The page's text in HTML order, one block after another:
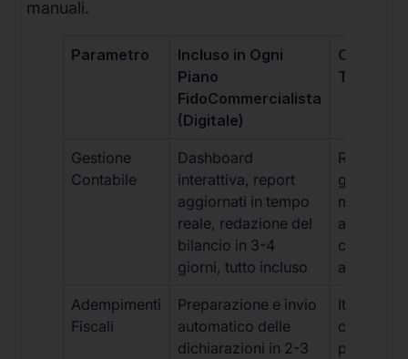
manuali.
Parametro
Incluso in Ogni
Piano
FidoCommercialista
(Digitale)
Gestione
Contabile
Dashboard
interattiva, report
aggiornati in tempo
reale, redazione del
bilancio in 3-4
giorni, tutto incluso
Report
gestione
manuale,
con
aggiuntivi
Adempimenti
Fiscali
Preparazione e invio
automatico delle
dichiarazioni in 2-3
Iter
costi
per ogni